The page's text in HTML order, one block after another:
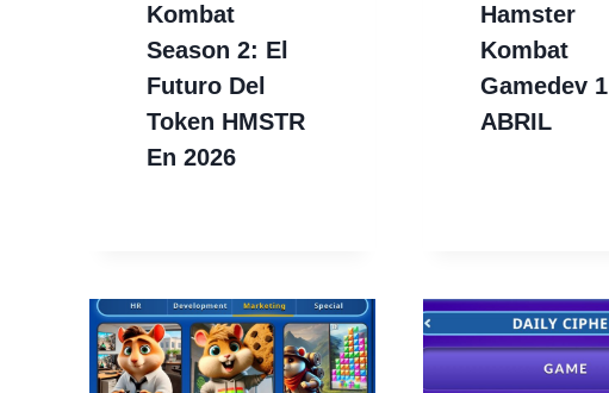
Kombat
Season 2: El
Futuro Del
Token HMSTR
En 2026
Hamster
Kombat
Gamedev 1
ABRIL